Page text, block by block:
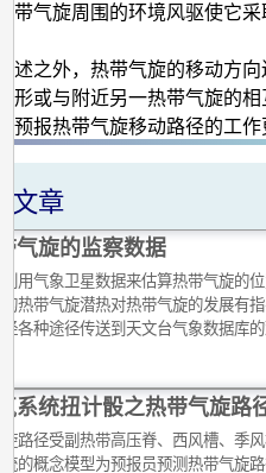
带气旋周围的环境风驱使它
述之外，热带气旋的移动方
形或与附近另一热带气旋的
预报热带气旋移动路径的工作
文章
气旋的监察数据
用气象卫星数据来估算热带气旋的
热带气旋潜热对热带气旋的发展有
各种途径传送到天文台气象数据库
系统扭计骰之热带气旋路
路径受副热带高压脊、西风槽、季
的概念模型为预报员预测热带气旋路